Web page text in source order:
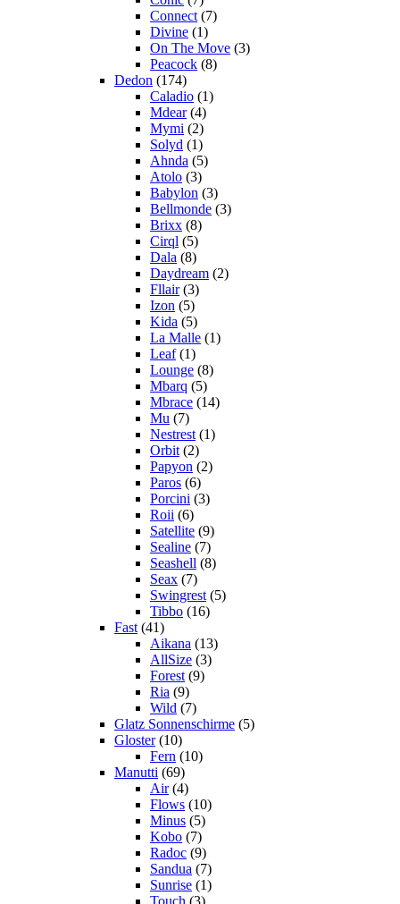
Connect (7)
Divine (1)
On The Move (3)
Peacock (8)
Dedon (174)
Caladio (1)
Mdear (4)
Mymi (2)
Solyd (1)
Ahnda (5)
Atolo (3)
Babylon (3)
Bellmonde (3)
Brixx (8)
Cirql (5)
Dala (8)
Daydream (2)
Fllair (3)
Izon (5)
Kida (5)
La Malle (1)
Leaf (1)
Lounge (8)
Mbarq (5)
Mbrace (14)
Mu (7)
Nestrest (1)
Orbit (2)
Papyon (2)
Paros (6)
Porcini (3)
Roii (6)
Satellite (9)
Sealine (7)
Seashell (8)
Seax (7)
Swingrest (5)
Tibbo (16)
Fast (41)
Aikana (13)
AllSize (3)
Forest (9)
Ria (9)
Wild (7)
Glatz Sonnenschirme (5)
Gloster (10)
Fern (10)
Manutti (69)
Air (4)
Flows (10)
Minus (5)
Kobo (7)
Radoc (9)
Sandua (7)
Sunrise (1)
Touch (3)